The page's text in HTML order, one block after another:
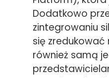
Dodatkowo
zintegrowaniu
się
również samą